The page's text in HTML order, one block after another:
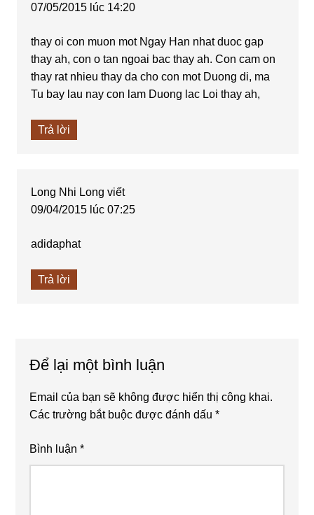
07/05/2015 lúc 14:20
thay oi con muon mot Ngay Han nhat duoc gap
thay ah, con o tan ngoai bac thay ah. Con cam on
thay rat nhieu thay da cho con mot Duong di, ma
Tu bay lau nay con lam Duong lac Loi thay ah,
Trả lời
Long Nhi Long viết
09/04/2015 lúc 07:25
adidaphat
Trả lời
Để lại một bình luận
Email của bạn sẽ không được hiển thị công khai.
Các trường bắt buộc được đánh dấu*
Bình luận*